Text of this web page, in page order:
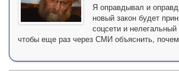
Я оправдывал и
новый закон будет
соцсети и
чтобы еще раз через СМИ объяснить,